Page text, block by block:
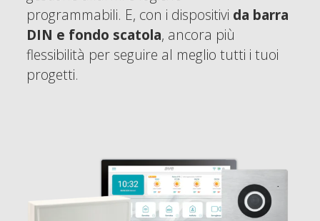
programmabili. E, con i dispositivi da barra
DIN e fondo scatola, ancora più
flessibilità per seguire al meglio tutti i tuoi
progetti.